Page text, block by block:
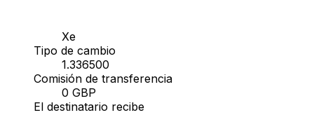
Xe
Tipo de cambio
1.336500
Comisión de transferencia
0 GBP
El destinatario recibe